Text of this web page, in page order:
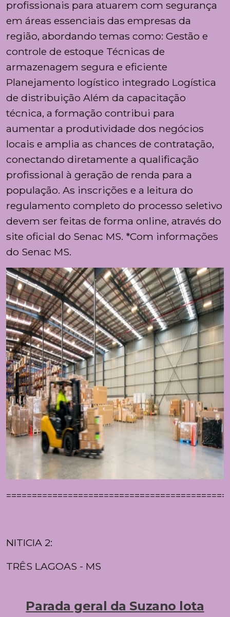
profissionais para atuarem com segurança
em áreas essenciais das empresas da
região, abordando temas como: Gestão e
controle de estoque Técnicas de
armazenagem segura e eficiente
Planejamento logístico integrado Logística
de distribuição Além da capacitação
técnica, a formação contribui para
aumentar a produtividade dos negócios
locais e amplia as chances de contratação,
conectando diretamente a qualificação
profissional à geração de renda para a
população. As inscrições e a leitura do
regulamento completo do processo seletivo
devem ser feitas de forma online, através do
site oficial do Senac MS. *Com informações
do Senac MS.
NITICIA 2:
TRÊS LAGOAS - MS
Parada geral da Suzano lota